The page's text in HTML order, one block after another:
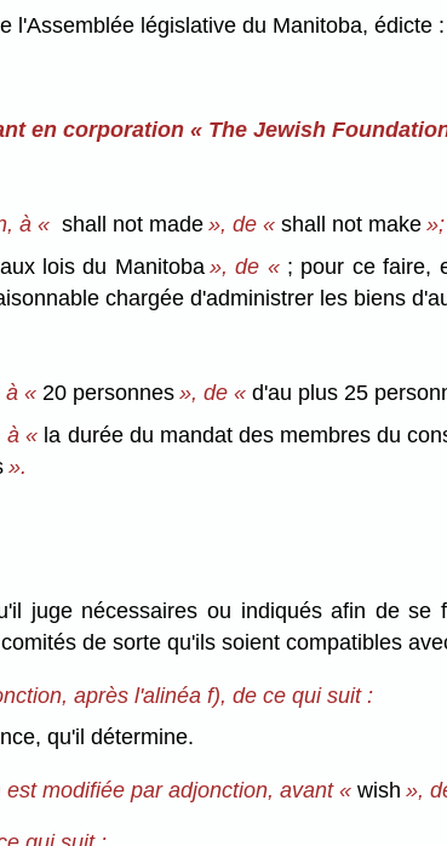
l'Assemblée législative du Manitoba, édicte :
en corporation « The Jewish
à « shall not made », de «shall not make »;
aux lois du Manitoba», de « ; pour ce faire,
chargée d'administrer les biens
à «20 personnes », de «d'au plus 25
à « la durée du mandat des membres du
».
juge nécessaires ou indiqués afin de
de sorte qu'ils soient compatibles
après l'alinéa f), de ce qui suit :
qu'il détermine.
modifiée par adjonction, avant « wish »,